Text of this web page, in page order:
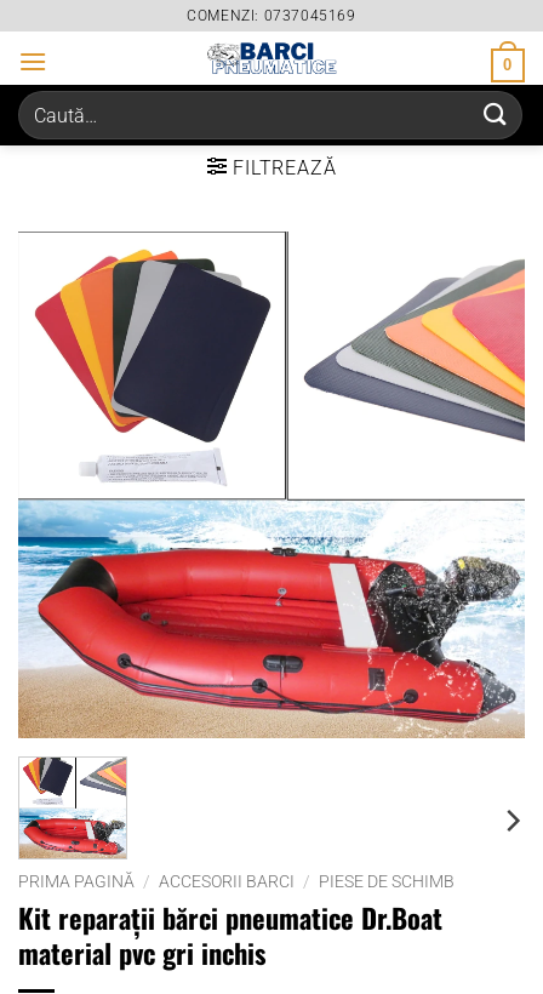
content
COMENZI: 0737045169
0
Caută
după:
FILTREAZĂ
PRIMA PAGINĂ / ACCESORII BARCI / PIESE DE SCHIMB
Kit reparații bărci pneumatice Dr.Boat
material pvc gri inchis